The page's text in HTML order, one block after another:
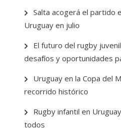
Salta acogerá el partido
Uruguay en julio
El futuro del rugby
desafíos y oportunidades
Uruguay en la Copa del
recorrido histórico
Rugby infantil en
todos